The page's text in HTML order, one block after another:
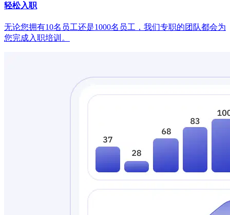
轻松入职
无论您拥有10名员工还是1000名员工，我们专职的团队都会为
您完成入职培训。